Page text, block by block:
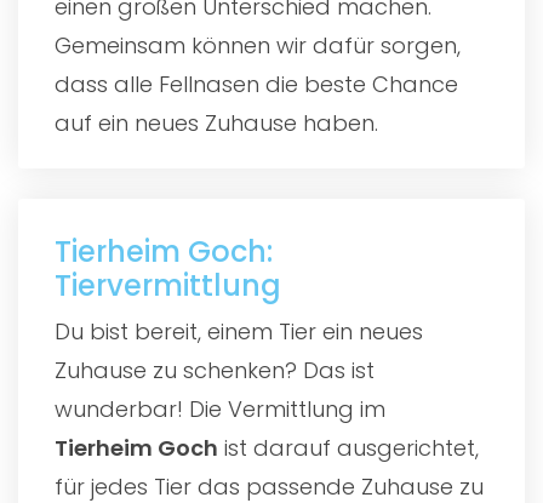
einen großen Unterschied machen.
Gemeinsam können wir dafür sorgen,
dass alle Fellnasen die beste Chance
auf ein neues Zuhause haben.
Tierheim Goch:
Tiervermittlung
Du bist bereit, einem Tier ein neues
Zuhause zu schenken? Das ist
wunderbar! Die Vermittlung im
Tierheim Goch ist darauf ausgerichtet,
für jedes Tier das passende Zuhause zu